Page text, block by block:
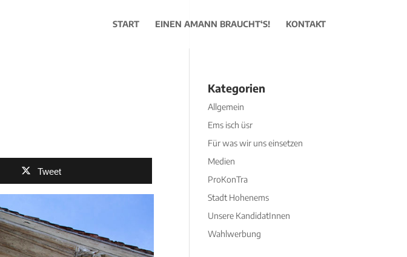
START EINEN AMANN BRAUCHT‘S! KONTAKT
Tweet
Kategorien
Allgemein
Ems isch üsr
Für was wir uns einsetzen
Medien
ProKonTra
Stadt Hohenems
Unsere KandidatInnen
Wahlwerbung